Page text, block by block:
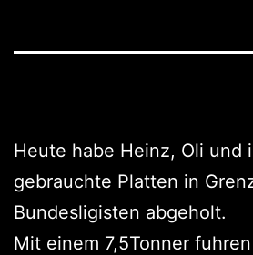
Heute habe Heinz, Oli und
gebrauchte Platten in
Bundesligisten abgeholt.
Mit einem 7,5Tonner